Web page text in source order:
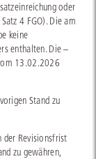
oder
4 FGO). Die am
keine
enthalten. Die –
13.02.2026
Stand zu
der Revisionsfrist
zu gewähren,